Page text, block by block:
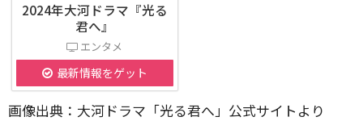
2024年大河ドラマ『光る
君へ』
エンタメ
最新情報をゲット
画像出典：大河ドラマ「光る君へ」公式サイトより